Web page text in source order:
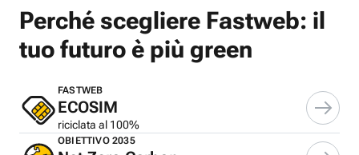
Perché scegliere Fastweb: il
tuo futuro è più green
FASTWEB
ECOSIM
riciclata al 100%
OBIETTIVO 2035